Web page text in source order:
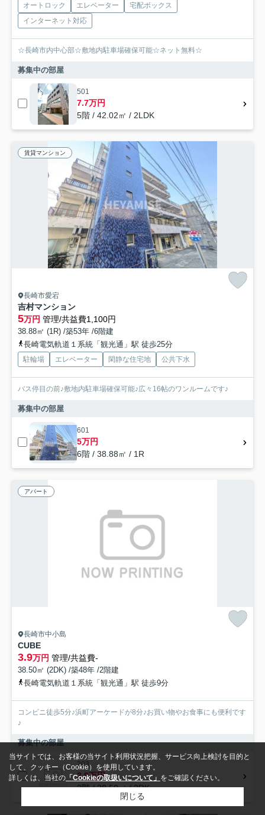
オートロック エレベーター
宅配ボックス
インターネット対応
☆長崎市内中心部☆敷地内駐車場確保可能☆ネット無料☆
募集中の部屋
501
7.7万円
5階 / 42.02㎡ / 2LDK
賃貸マンション
長崎市愛宕
吉村マンション
5万円 管理/共益費1,100円
38.88㎡ (1R) /築53年 /6階建
長崎電気軌道１系統「観光通」駅 徒歩25分
駐輪場 エレベーター 閑静な住宅地 公共下水
バス停目の前♪敷地内駐車場確保可能♪広々16帖のワンルームです♪
募集中の部屋
601
5万円
6階 / 38.88㎡ / 1R
アパート
長崎市中小島
CUBE
3.9万円 管理/共益費-
38.50㎡ (2DK) /築48年 /2階建
長崎電気軌道１系統「観光通」駅 徒歩9分
コンビニ徒歩5分♪浜町アーケードが8分♪お買い物やお食事にも便利です
♪
募集中の部屋
203
3.9万円
2階 / 38.50㎡ / 2DK
当サイトでは、お客様の当サイト利用状況把握、サービス向上検討を目的と
して、クッキー（Cookie）を使用しています。
詳しくは、当社の 「Cookieの取扱いについて」 をご確認ください。
閉じる